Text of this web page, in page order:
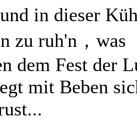
in dieser
zu ruh'n，was
dem Fest der
mit Beben